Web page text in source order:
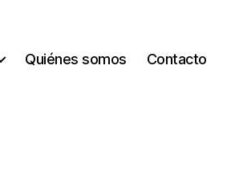
Quiénes somos Contacto